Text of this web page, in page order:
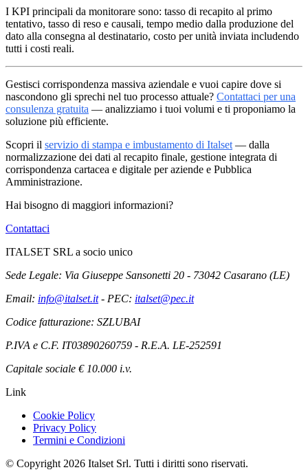
I KPI principali da monitorare sono: tasso di recapito al primo
tentativo, tasso di reso e causali, tempo medio dalla produzione del
dato alla consegna al destinatario, costo per unità inviata includendo
tutti i costi reali.
Gestisci corrispondenza massiva aziendale e vuoi capire dove si
nascondono gli sprechi nel tuo processo attuale? Contattaci per una
consulenza gratuita — analizziamo i tuoi volumi e ti proponiamo la
soluzione più efficiente.
Scopri il servizio di stampa e imbustamento di Italset — dalla
normalizzazione dei dati al recapito finale, gestione integrata di
corrispondenza cartacea e digitale per aziende e Pubblica
Amministrazione.
Hai bisogno di maggiori informazioni?
Contattaci
ITALSET SRL a socio unico
Sede Legale: Via Giuseppe Sansonetti 20 - 73042 Casarano (LE)
Email: info@italset.it- PEC: italset@pec.it
Codice fatturazione: SZLUBAI
P.IVA e C.F. IT03890260759 - R.E.A. LE-252591
Capitale sociale € 10.000 i.v.
Link
Cookie Policy
Privacy Policy
Termini e Condizioni
© Copyright 2026 Italset Srl. Tutti i diritti sono riservati.